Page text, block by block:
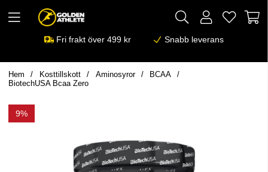
Fri frakt över 499 kr Snabb leverans
Hem Kosttillskott Aminosyror
BCAA
BiotechUSA Bcaa Zero
9%